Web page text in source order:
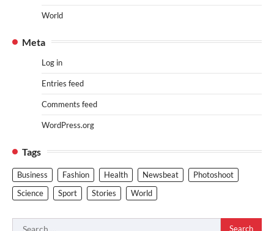
World
Meta
Log in
Entries feed
Comments feed
WordPress.org
Tags
Business Fashion Health Newsbeat
Photoshoot
Science
Sport Stories World
Search